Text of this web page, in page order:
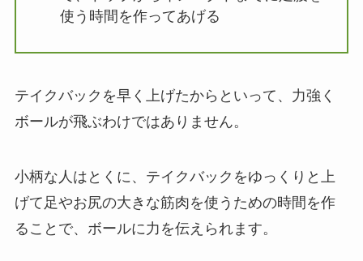
使う時間を作ってあげる
テイクバックを早く上げたからといって、力強く
ボールが飛ぶわけではありません。
小柄な人はとくに、テイクバックをゆっくりと上
げて足やお尻の大きな筋肉を使うための時間を作
ることで、ボールに力を伝えられます。